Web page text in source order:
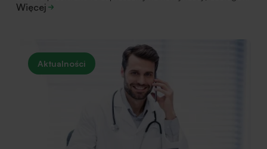
Więcej
Aktualności